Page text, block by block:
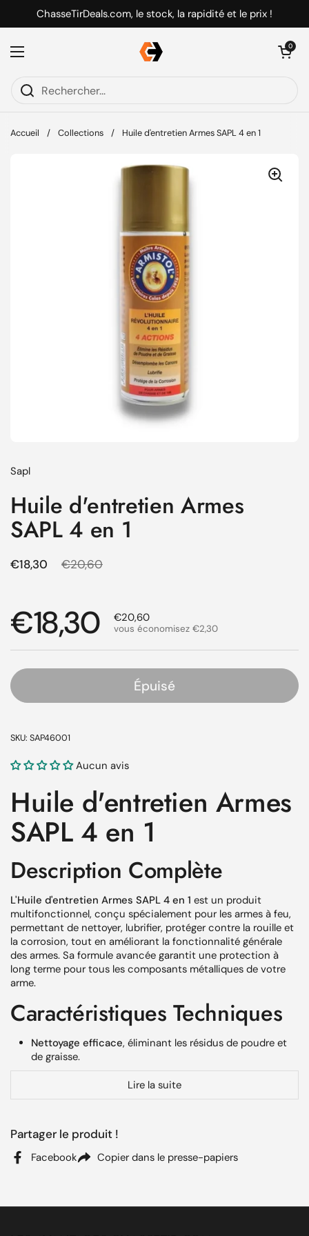
Passer au contenu
ChasseTirDeals.com, le stock, la rapidité et le prix !
Ouvrir le menu
Ouvrir le
0
Accueil / Collections / Huile d'entretien Armes SAPL 4 en 1
Sapl
Huile d'entretien Armes
SAPL 4 en 1
Prix régulier
€18,30 Prix de solde
€20,60
Prix régulier
€18,30 Prix de solde
€20,60
vous économisez €2,30
Épuisé
SKU: SAP46001
Aucun avis
Huile d'entretien Armes
SAPL 4 en 1
Description Complète
L'Huile d'entretien Armes SAPL 4 en 1 est un produit
multifonctionnel, conçu spécialement pour les armes à feu,
permettant de nettoyer, lubrifier, protéger contre la rouille et
la corrosion, tout en améliorant la fonctionnalité générale
des armes. Sa formule avancée garantit une protection à
long terme pour tous les composants métalliques de votre
arme.
Caractéristiques Techniques
Nettoyage efficace, éliminant les résidus de poudre et
de graisse.
des canons pour préserver leur
un fonctionnement fluide des pièces mobiles.
Protection anti-corrosion pour une durabilité
prolongée des surfaces métalliques.
Utilisation Optimale
Lire la suite
Partager le produit !
Facebook Copier dans le presse-papiers